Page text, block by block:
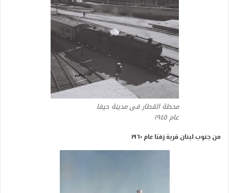
محطة القطار فى مدينة حيفا
عام ١٩٤٥
من جنوب لبنان قرية زفتا عام ١٩٦٠